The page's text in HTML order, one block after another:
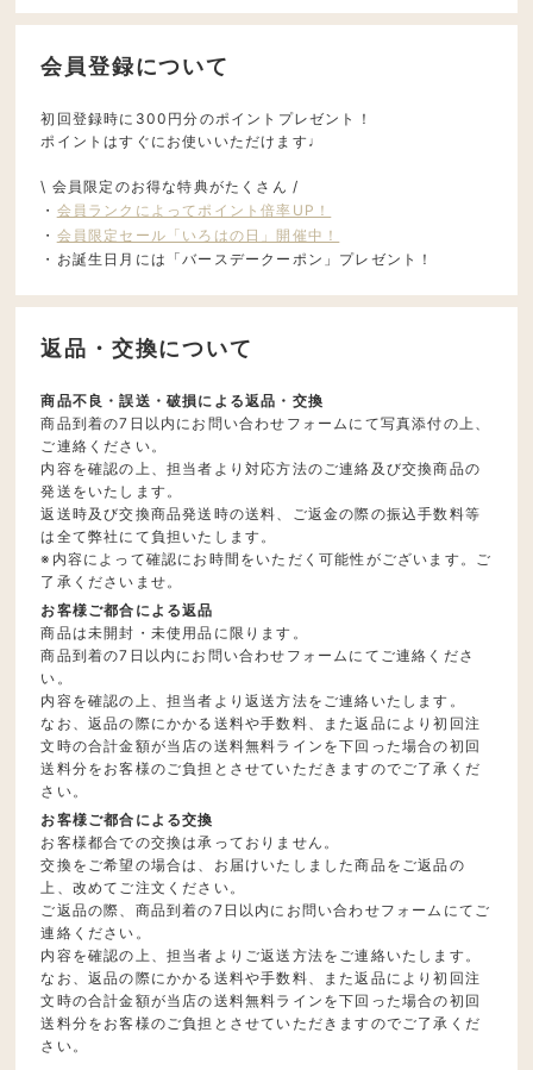
会員登録について
初回登録時に300円分のポイントプレゼント！
ポイントはすぐにお使いいただけます♩
\ 会員限定のお得な特典がたくさん /
・ 会員ランクによってポイント倍率UP！
・ 会員限定セール「いろはの日」開催中！
・お誕生日月には「バースデークーポン」プレゼント！
返品・交換について
商品不良・誤送・破損による返品・交換
商品到着の7日以内にお問い合わせフォームにて写真添付の上、
ご連絡ください。
内容を確認の上、担当者より対応方法のご連絡及び交換商品の
発送をいたします。
返送時及び交換商品発送時の送料、ご返金の際の振込手数料等
は全て弊社にて負担いたします。
※内容によって確認にお時間をいただく可能性がございます。ご
了承くださいませ。
お客様ご都合による返品
商品は未開封・未使用品に限ります。
商品到着の7日以内にお問い合わせフォームにてご連絡くださ
い。
内容を確認の上、担当者より返送方法をご連絡いたします。
なお、返品の際にかかる送料や手数料、また返品により初回注
文時の合計金額が当店の送料無料ラインを下回った場合の初回
送料分をお客様のご負担とさせていただきますのでご了承くだ
さい。
お客様ご都合による交換
お客様都合での交換は承っておりません。
交換をご希望の場合は、お届けいたしました商品をご返品の
上、改めてご注文ください。
ご返品の際、商品到着の7日以内にお問い合わせフォームにてご
連絡ください。
内容を確認の上、担当者よりご返送方法をご連絡いたします。
なお、返品の際にかかる送料や手数料、また返品により初回注
文時の合計金額が当店の送料無料ラインを下回った場合の初回
送料分をお客様のご負担とさせていただきますのでご了承くだ
さい。